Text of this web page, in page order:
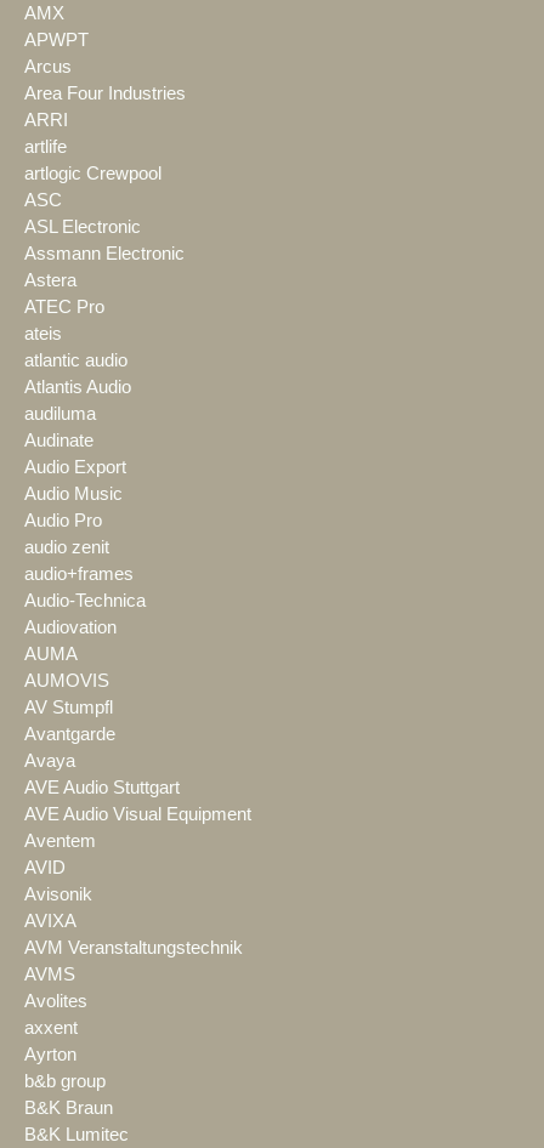
AMX
APWPT
Arcus
Area Four Industries
ARRI
artlife
artlogic Crewpool
ASC
ASL Electronic
Assmann Electronic
Astera
ATEC Pro
ateis
atlantic audio
Atlantis Audio
audiluma
Audinate
Audio Export
Audio Music
Audio Pro
audio zenit
audio+frames
Audio-Technica
Audiovation
AUMA
AUMOVIS
AV Stumpfl
Avantgarde
Avaya
AVE Audio Stuttgart
AVE Audio Visual Equipment
Aventem
AVID
Avisonik
AVIXA
AVM Veranstaltungstechnik
AVMS
Avolites
axxent
Ayrton
b&b group
B&K Braun
B&K Lumitec